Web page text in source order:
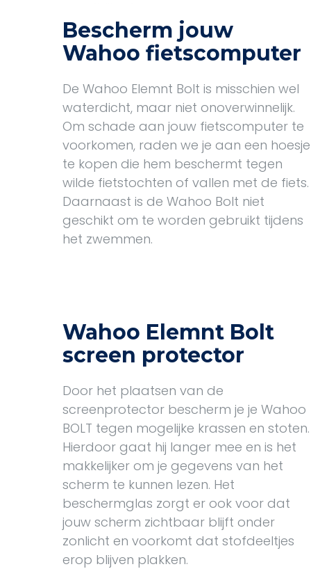
Bescherm jouw
Wahoo fietscomputer
De Wahoo Elemnt Bolt is misschien wel
waterdicht, maar niet onoverwinnelijk.
Om schade aan jouw fietscomputer te
voorkomen, raden we je aan een hoesje
te kopen die hem beschermt tegen
wilde fietstochten of vallen met de fiets.
Daarnaast is de Wahoo Bolt niet
geschikt om te worden gebruikt tijdens
het zwemmen.
Wahoo Elemnt Bolt
screen protector
Door het plaatsen van de
screenprotector bescherm je je Wahoo
BOLT tegen mogelijke krassen en stoten.
Hierdoor gaat hij langer mee en is het
makkelijker om je gegevens van het
scherm te kunnen lezen. Het
beschermglas zorgt er ook voor dat
jouw scherm zichtbaar blijft onder
zonlicht en voorkomt dat stofdeeltjes
erop blijven plakken.